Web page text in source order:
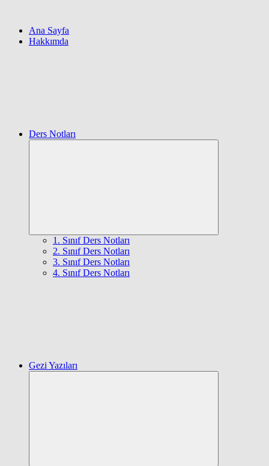
Ana Sayfa
Hakkımda
Ders Notları
1. Sınıf Ders Notları
2. Sınıf Ders Notları
3. Sınıf Ders Notları
4. Sınıf Ders Notları
Gezi Yazıları